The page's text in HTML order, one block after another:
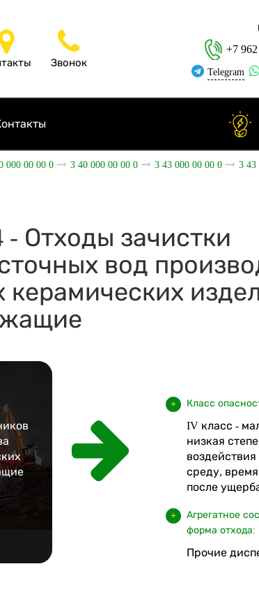
Звонок
+7
Telegram
000 00 00 0 3 40 000 00 00 0 3 43 000 00 00 0
3 43
- Отходы зачистки
вод
керамических
Класс
IV класс -
низкая
среду,
после
Агрегатное
форма отхода:
Прочие